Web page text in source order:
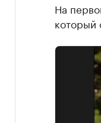
На
который